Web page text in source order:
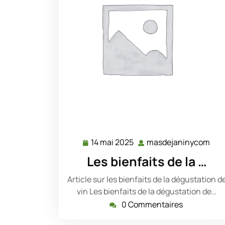
14 mai 2025 14
mai
2025
masdejaninycom
Les bienfaits de la …
Article sur les bienfaits de la dégustation
vin Les bienfaits de la dégustation de…
0 Commentaires